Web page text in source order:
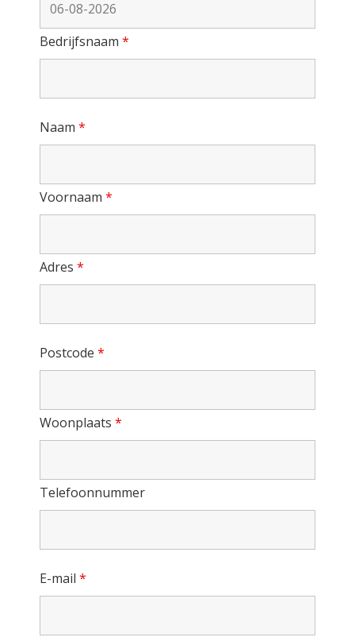
Bedrijfsnaam *
Naam *
Voornaam *
Adres *
Postcode *
Woonplaats *
Telefoonnummer
E-mail *